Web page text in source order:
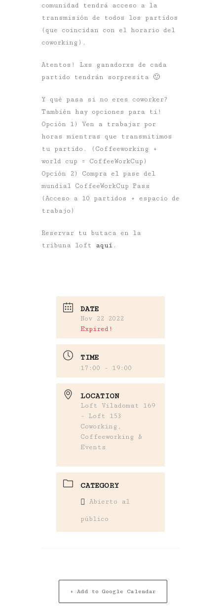
comunidad tendrá acceso a la
transmisión de todos los partidos
(que coincidan con el horario del
coworking).
Atentos! Lxs ganadorxs de cada
partido tendrán sorpresita 🙂
Y qué pasa si no eres coworker?
También hay opciones para ti!
Opción 1) Ven a trabajar por
horas mientras que transmitimos
tu partido. (Coffeeworking +
world cup = CoffeeWorkCup)
Opción 2) Compra el pase del
mundial CoffeeWorkCup Pass
(Acceso a 10 partidos + espacio de
trabajo)
Reservar tu butaca en la
tribuna loft
aquí .
DATE
Nov 22 2022
Expired!
TIME
17:00 - 19:00
LOCATION
Loft Viladomat 169
- Loft 153
Coworking,
Coffeeworking &
Events
CATEGORY
Abierto al
público
+ Add to Google Calendar